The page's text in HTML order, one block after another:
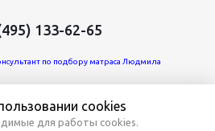
133-62-65
по подбору матраса Людмила
cookies
для работы cookies.